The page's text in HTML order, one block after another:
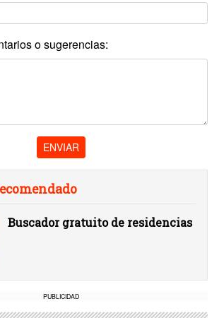
o sugerencias:
ENVIAR
Buscador gratuito de residencias
PUBLICIDAD